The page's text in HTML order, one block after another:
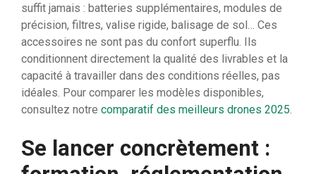
suffit jamais : batteries supplémentaires, modules de
précision, filtres, valise rigide, balisage de sol… Ces
accessoires ne sont pas du confort superflu. Ils
conditionnent directement la qualité des livrables et la
capacité à travailler dans des conditions réelles, pas
idéales. Pour comparer les modèles disponibles,
consultez notre comparatif des meilleurs drones 2025.
Se lancer concrètement :